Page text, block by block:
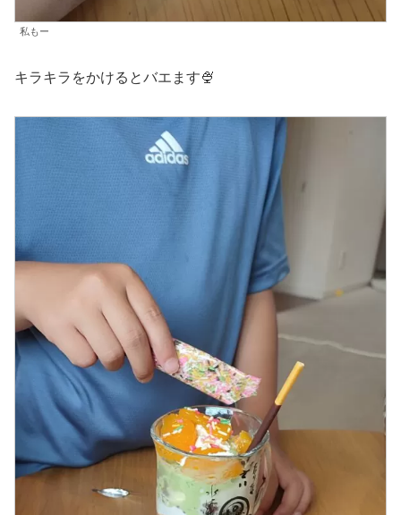
私もー
キラキラをかけるとバエます🍨